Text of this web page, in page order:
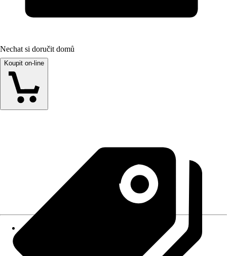
Nechat si doručit domů
Koupit on-line